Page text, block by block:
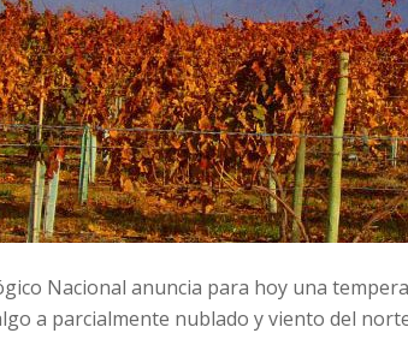
Nacional anuncia para hoy una
a parcialmente nublado y viento del